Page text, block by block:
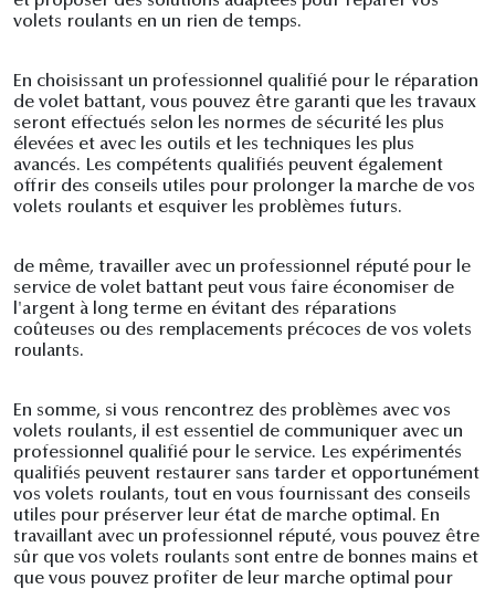
volets roulants en un rien de temps.
En choisissant un professionnel qualifié pour le réparation
de volet battant, vous pouvez être garanti que les travaux
seront effectués selon les normes de sécurité les plus
élevées et avec les outils et les techniques les plus
avancés. Les compétents qualifiés peuvent également
offrir des conseils utiles pour prolonger la marche de vos
volets roulants et esquiver les problèmes futurs.
de même, travailler avec un professionnel réputé pour le
service de volet battant peut vous faire économiser de
l'argent à long terme en évitant des réparations
coûteuses ou des remplacements précoces de vos volets
roulants.
En somme, si vous rencontrez des problèmes avec vos
volets roulants, il est essentiel de communiquer avec un
professionnel qualifié pour le service. Les expérimentés
qualifiés peuvent restaurer sans tarder et opportunément
vos volets roulants, tout en vous fournissant des conseils
utiles pour préserver leur état de marche optimal. En
travaillant avec un professionnel réputé, vous pouvez être
sûr que vos volets roulants sont entre de bonnes mains et
que vous pouvez profiter de leur marche optimal pour